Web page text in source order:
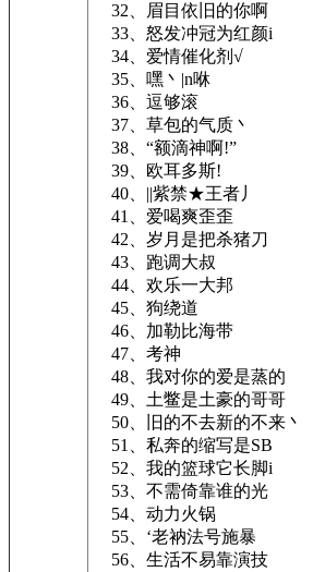
32、眉目依旧的你啊
33、怒发冲冠为红颜i
34、爱情催化剂√
35、嘿丶|n咻
36、逗够滚
37、草包的气质丶
38、“额滴神啊!”
39、欧耳多斯!
40、||紫禁★王者丿
41、爱喝爽歪歪
42、岁月是把杀猪刀
43、跑调大叔
44、欢乐一大邦
45、狗绕道
46、加勒比海带
47、考神
48、我对你的爱是蒸的
49、土鳖是土豪的哥哥
50、旧的不去新的不来丶
51、私奔的缩写是SB
52、我的篮球它长脚i
53、不需倚靠谁的光
54、动力火锅
55、‘老衲法号施暴
56、生活不易靠演技